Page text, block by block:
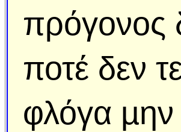
πρόγονος
ποτέ δεν
φλόγα µην